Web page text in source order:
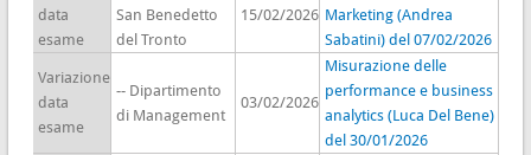
data
esame
San Benedetto
del Tronto
15/02/2026 Marketing (Andrea
Sabatini) del 07/02/2026
Variazione
data
esame
-- Dipartimento
di Management
03/02/2026
Misurazione delle
performance e business
analytics (Luca Del Bene)
del 30/01/2026